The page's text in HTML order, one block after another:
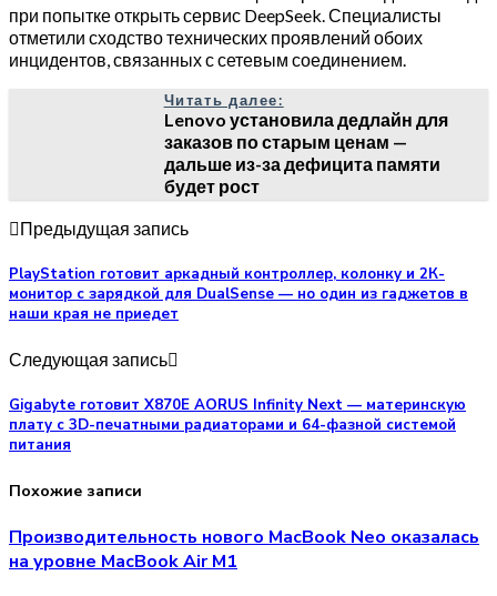
при попытке открыть сервис DeepSeek. Специалисты
отметили сходство технических проявлений обоих
инцидентов, связанных с сетевым соединением.
Читать далее:
Lenovo установила дедлайн для
заказов по старым ценам —
дальше из-за дефицита памяти
будет рост
Предыдущая запись
PlayStation готовит аркадный контроллер, колонку и 2К-
монитор с зарядкой для DualSense — но один из гаджетов в
наши края не приедет
Следующая запись
Gigabyte готовит X870E AORUS Infinity Next — материнскую
плату с 3D-печатными радиаторами и 64-фазной системой
питания
Похожие записи
Производительность нового MacBook Neo оказалась
на уровне MacBook Air M1